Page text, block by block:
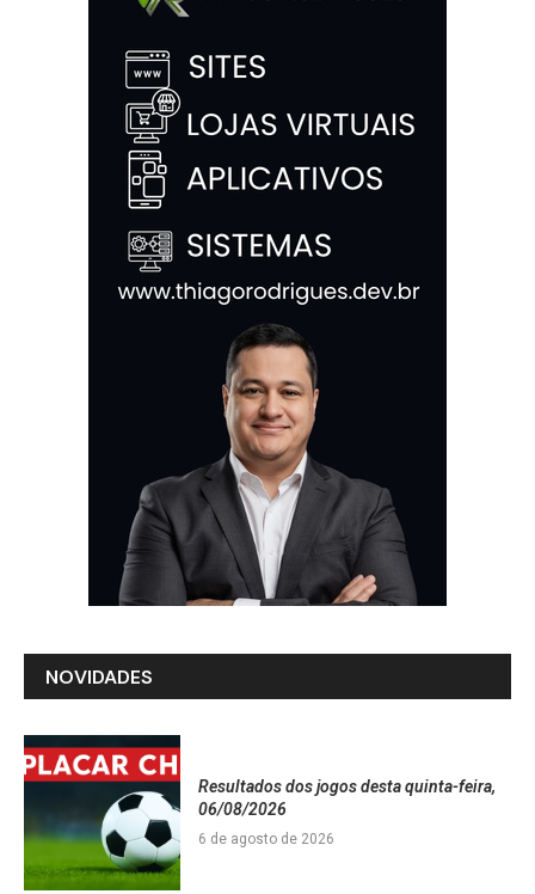
NOVIDADES
Resultados dos jogos desta quinta-feira,
06/08/2026
6 de agosto de 2026